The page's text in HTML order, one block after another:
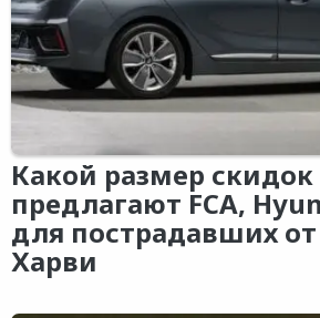
Какой размер скидок
предлагают FCA,
для пострадавших от
Харви